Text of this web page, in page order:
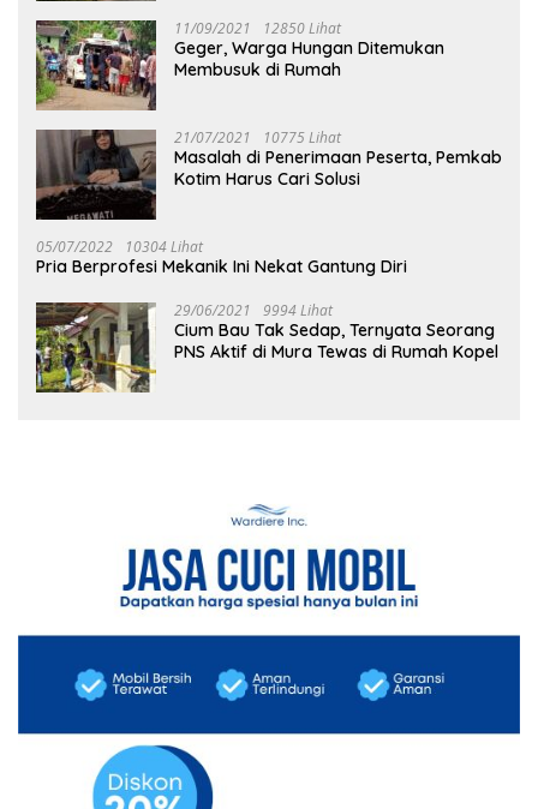
11/09/2021 12850 Lihat
Geger, Warga Hungan Ditemukan
Membusuk di Rumah
21/07/2021 10775 Lihat
Masalah di Penerimaan Peserta, Pemkab
Kotim Harus Cari Solusi
05/07/2022 10304 Lihat
Pria Berprofesi Mekanik Ini Nekat Gantung Diri
29/06/2021 9994 Lihat
Cium Bau Tak Sedap, Ternyata Seorang
PNS Aktif di Mura Tewas di Rumah Kopel